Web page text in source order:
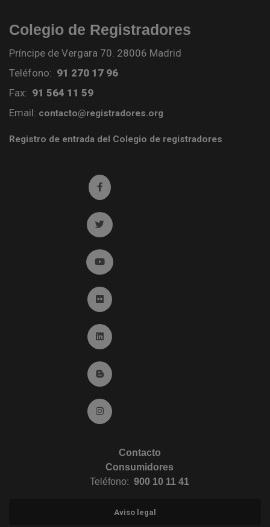
Colegio de Registradores
Príncipe de Vergara 70. 28006 Madrid
Teléfono: 91 270 17 96
Fax: 91 564 11 59
Email: contacto@registradores.org
Registro de entrada del Colegio de registradores
Ir a facebook (abre en ventana nueva)
Ir a twitter (abre en ventana nueva)
Ir a YouTube (abre en ventana nueva)
Ir a Flickr (abre en ventana nueva)
Ir a Linkedin (abre en ventana nueva)
Ir al Blog (abre en ventana nueva)
Ir a Instagram (abre en ventana nueva)
Contacto
Consumidores
Teléfono: 900 10 11 41
Aviso legal